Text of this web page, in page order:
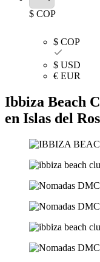
$ COP
$ COP
$ USD
€ EUR
Ibbiza Beach
en Islas del